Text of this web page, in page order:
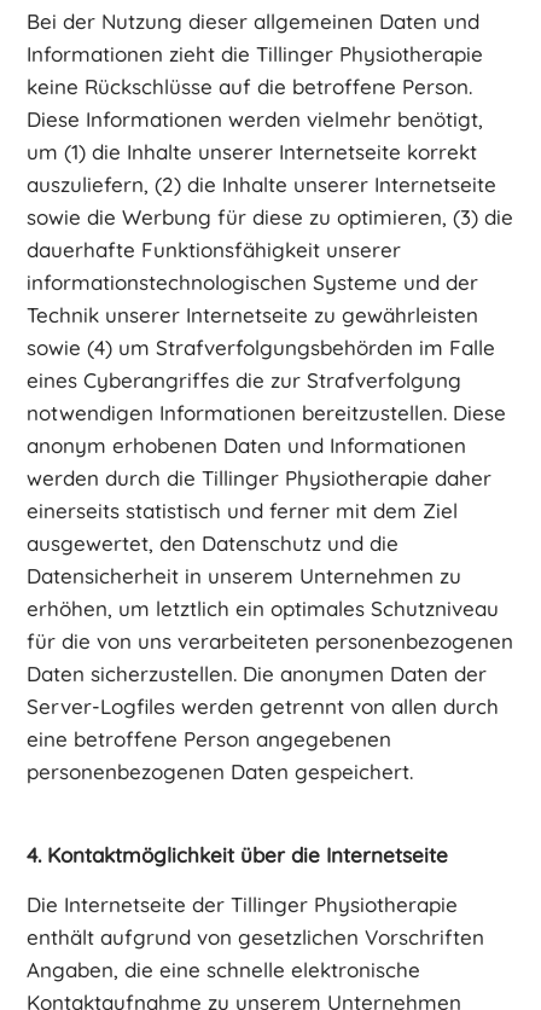
Bei der Nutzung dieser allgemeinen Daten und
Informationen zieht die Tillinger Physiotherapie
keine Rückschlüsse auf die betroffene Person.
Diese Informationen werden vielmehr benötigt,
um (1) die Inhalte unserer Internetseite korrekt
auszuliefern, (2) die Inhalte unserer Internetseite
sowie die Werbung für diese zu optimieren, (3) die
dauerhafte Funktionsfähigkeit unserer
informationstechnologischen Systeme und der
Technik unserer Internetseite zu gewährleisten
sowie (4) um Strafverfolgungsbehörden im Falle
eines Cyberangriffes die zur Strafverfolgung
notwendigen Informationen bereitzustellen. Diese
anonym erhobenen Daten und Informationen
werden durch die Tillinger Physiotherapie daher
einerseits statistisch und ferner mit dem Ziel
ausgewertet, den Datenschutz und die
Datensicherheit in unserem Unternehmen zu
erhöhen, um letztlich ein optimales Schutzniveau
für die von uns verarbeiteten personenbezogenen
Daten sicherzustellen. Die anonymen Daten der
Server-Logfiles werden getrennt von allen durch
eine betroffene Person angegebenen
personenbezogenen Daten gespeichert.
4. Kontaktmöglichkeit über die Internetseite
Die Internetseite der Tillinger Physiotherapie
enthält aufgrund von gesetzlichen Vorschriften
Angaben, die eine schnelle elektronische
Kontaktaufnahme zu unserem Unternehmen